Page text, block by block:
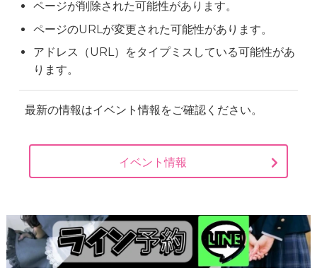
ページが削除された可能性があります。
ページのURLが変更された可能性があります。
アドレス（URL）をタイプミスしている可能性があ
ります。
最新の情報はイベント情報をご確認ください。
イベント情報